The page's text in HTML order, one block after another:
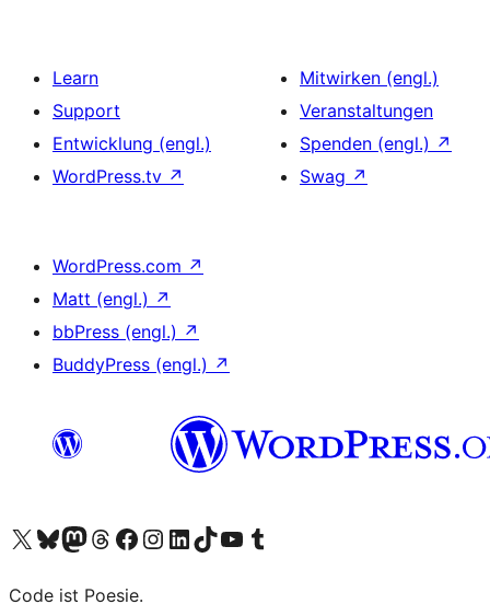
Learn
Support
Entwicklung (engl.)
WordPress.tv ↗
Mitwirken (engl.)
Veranstaltungen
Spenden (engl.) ↗
Swag ↗
WordPress.com ↗
Matt (engl.) ↗
bbPress (engl.) ↗
BuddyPress (engl.) ↗
Unser X-Konto (früher Twitter) besuchen
Unser Bluesky-Konto besuchen
Unser Mastodon-Konto besuchen
Unser Threads-Konto besuchen
Unsere Facebook-Seite besuchen
Unser Instagram-Konto besuchen
Unser LinkedIn-Konto besuchen
Unser TikTok-Konto besuchen
Unseren YouTube-Kanal besuchen
Unser Tumblr-Konto besuchen
Code ist Poesie.